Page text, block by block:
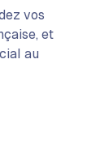
vos
et
au